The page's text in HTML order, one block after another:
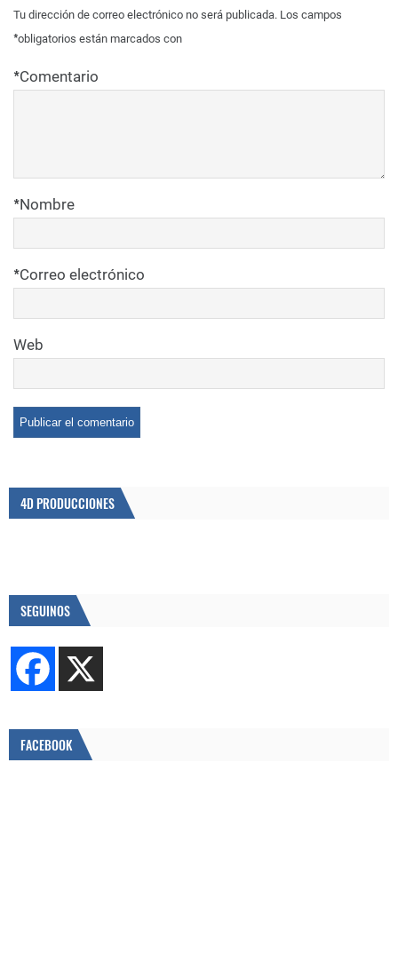
Tu dirección de correo electrónico no será publicada. Los campos
obligatorios están marcados con
*
Comentario
*
Nombre
*
Correo electrónico
*
Web
4D PRODUCCIONES
SEGUINOS
FACEBOOK